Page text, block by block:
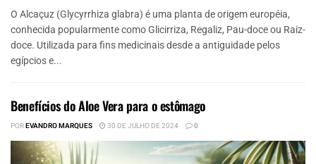
O Alcaçuz (Glycyrrhiza glabra) é uma planta de origem européia,
conhecida popularmente como Glicirriza, Regaliz, Pau-doce ou Raiz-
doce. Utilizada para fins medicinais desde a antiguidade pelos
egípcios e...
Benefícios do Aloe Vera para o estômago
POREVANDRO MARQUES 30 DE JULHO DE 2024 0